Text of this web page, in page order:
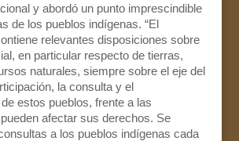
y abordó un punto imprescindible
de los pueblos indígenas. “El
relevantes disposiciones sobre
en particular respecto de tierras,
naturales, siempre sobre el eje del
la consulta y el
estos pueblos, frente a las
afectar sus derechos. Se
a los pueblos indígenas cada